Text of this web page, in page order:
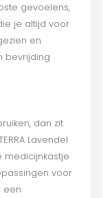
gevoelens,
je altijd voor
en
bevrijding
dan zit
Lavendel
medicijnkastje
voor
een